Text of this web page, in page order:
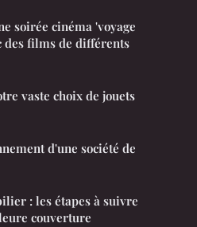
soirée cinéma 'voyage
des films de différents
vaste choix de jouets
d'une société de
: les étapes à suivre
couverture